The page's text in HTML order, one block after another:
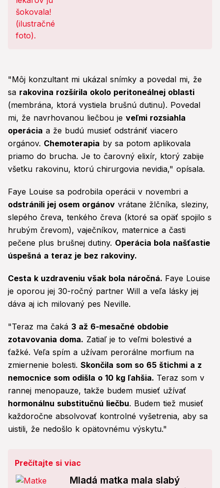
"Môj konzultant mi ukázal snímky a povedal mi, že
sa rakovina rozšírila okolo peritoneálnej oblasti
(membrána, ktorá vystiela brušnú dutinu). Povedal
mi, že navrhovanou liečbou je veľmi rozsiahla
operácia a že budú musieť odstrániť viacero
orgánov. Chemoterapia by sa potom aplikovala
priamo do brucha. Je to čarovný elixír, ktorý zabije
všetku rakovinu, ktorú chirurgovia nevidia," opísala.
Faye Louise sa podrobila operácii v novembri a
odstránili jej osem orgánov vrátane žlčníka, sleziny,
slepého čreva, tenkého čreva (ktoré sa opäť spojilo s
hrubým črevom), vaječníkov, maternice a časti
pečene plus brušnej dutiny. Operácia bola našťastie
úspešná a teraz je bez rakoviny.
Cesta k uzdraveniu však bola náročná. Faye Louise
je oporou jej 30-ročný partner Will a veľa lásky jej
dáva aj ich milovaný pes Neville.
"Teraz ma čaká 3 až 6-mesačné obdobie
zotavovania doma. Zatiaľ je to veľmi bolestivé a
ťažké. Veľa spím a užívam perorálne morfium na
zmiernenie bolesti. Skončila som so 65 štichmi a z
nemocnice som odišla o 10 kg ľahšia. Teraz som v
rannej menopauze, takže budem musieť užívať
hormonálnu substitučnú liečbu. Budem tiež musieť
každoročne absolvovať kontrolné vyšetrenia, aby sa
uistili, že nedošlo k opätovnému výskytu."
Prečítajte si viac
Mladá matka mala slabý